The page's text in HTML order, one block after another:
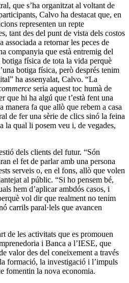
que s’ha organitzat al voltant de
Calvo ha destacat que, en
representen un repte
tant des del punt de vista dels costos
a retornar les peces de
companyia que està entremig del
botiga física de tota la vida perquè
botiga física, però després tenim
ha assenyalat, Calvo. “La
seria aquest toc humà de
que hi ha algú que t’està fent una
manera fa que allò que rebem a casa
de fer una sèrie de clics sinó la feina
la qual li posem veu i, de vegades,
dels clients del futur. “Són
el fet de parlar amb una persona
serveis o, en el fons, allò que volen
al públic. “Si ho pensem bé,
hem d’aplicar ambdós casos, i
vol dir que realment no tenim
carrils paral·lels que avancen
de les activitats que es promouen
i Banca a l’IESE, que
valor des del coneixement a través
formació, la investigació i l’impuls
fomentin la nova economia.